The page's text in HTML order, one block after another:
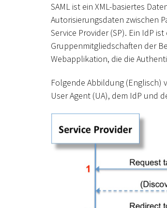
SAML ist ein XML-basiertes
Autorisierungsdaten zwischen
Service Provider (SP). Ein IdP
Gruppenmitgliedschaften der
Webapplikation, die die
Folgende Abbildung
User Agent (UA), dem IdP und